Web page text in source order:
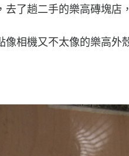
去了趟二手的樂高磚塊店
相機又不太像的樂高外